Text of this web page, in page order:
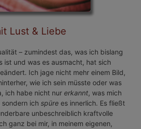
Lust & Liebe
– zumindest das, was ich bislang
ist und was es ausmacht, hat sich
Ich jage nicht mehr einem Bild,
wie ich sein müsste oder was
ich habe nicht nur erkannt, was mich
sondern ich spürees innerlich. Es fließt
unbeschreiblich kraftvolle
ganz bei mir, in meinem eigenen,